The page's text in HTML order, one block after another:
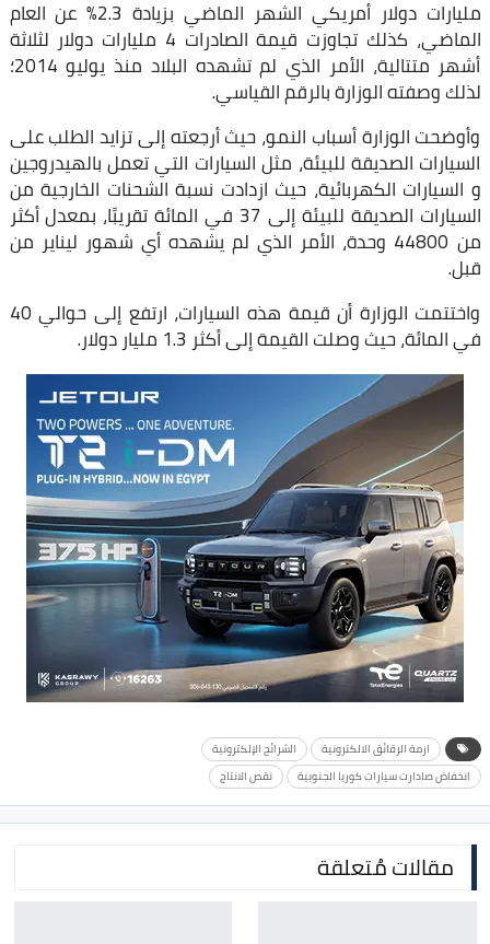
مليارات دولار أمريكي الشهر الماضي بزيادة 2.3٪ عن العام
الماضي، كذلك تجاوزت قيمة الصادرات 4 مليارات دولار لثلاثة
أشهر متتالية، الأمر الذي لم تشهده البلاد منذ يوليو 2014؛
لذلك وصفته الوزارة بالرقم القياسي.
وأوضحت الوزارة أسباب النمو، حيث أرجعته إلى تزايد الطلب على
السيارات الصديقة للبيئة، مثل السيارات التي تعمل بالهيدروجين
و السيارات الكهربائية، حيث ازدادت نسبة الشحنات الخارجية من
السيارات الصديقة للبيئة إلى 37 في المائة تقريبًا، بمعدل أكثر
من 44800 وحدة، الأمر الذي لم يشهده أي شهور ليناير من
قبل.
واختتمت الوزارة أن قيمة هذه السيارات، ارتفع إلى حوالي 40
في المائة، حيث وصلت القيمة إلى أكثر 1.3 مليار دولار.
ازمة الرقائق الالكترونية
الشرائح الإلكترونية
انخفاض صادارت سيارات كوريا الجنوبية
نقص الانتاج
مقالات مُتعلقة